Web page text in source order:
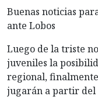
Buenas noticias
ante Lobos
Luego de la triste
juveniles la
regional,
jugarán a partir del